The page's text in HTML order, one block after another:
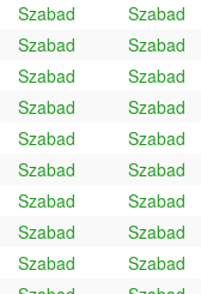
Szabad
Szabad
Szabad
Szabad
Szabad
Szabad
Szabad
Szabad
Szabad
Szabad
Szabad
Szabad
Szabad
Szabad
Szabad
Szabad
Szabad
Szabad